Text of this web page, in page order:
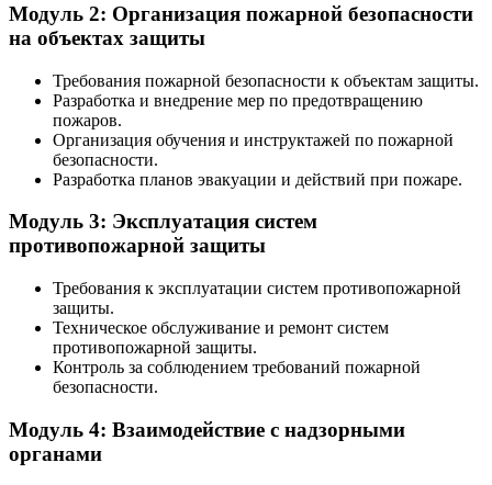
Модуль 2: Организация пожарной безопасности
на объектах защиты
Требования пожарной безопасности к объектам защиты.
Разработка и внедрение мер по предотвращению
пожаров.
Организация обучения и инструктажей по пожарной
безопасности.
Разработка планов эвакуации и действий при пожаре.
Модуль 3: Эксплуатация систем
противопожарной защиты
Требования к эксплуатации систем противопожарной
защиты.
Техническое обслуживание и ремонт систем
противопожарной защиты.
Контроль за соблюдением требований пожарной
безопасности.
Модуль 4: Взаимодействие с надзорными
органами